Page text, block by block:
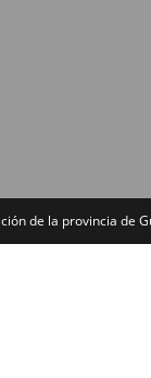
de la provincia de